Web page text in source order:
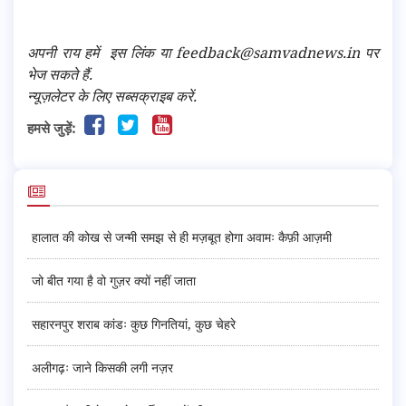
अपनी राय हमें इस लिंक या feedback@samvadnews.in पर
भेज सकते हैं.
न्यूज़लेटर के लिए सब्सक्राइब करें.
हमसे जुड़ें:
हालात की कोख से जन्मी समझ से ही मज़बूत होगा अवामः कैफ़ी आज़मी
जो बीत गया है वो गुज़र क्यों नहीं जाता
सहारनपुर शराब कांडः कुछ गिनतियां, कुछ चेहरे
अलीगढ़ः जाने किसकी लगी नज़र